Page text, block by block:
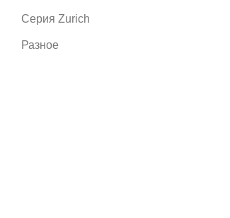
Серия Zurich
Разное